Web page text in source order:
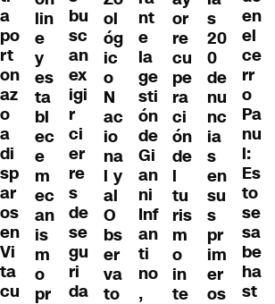
a
po
rt
on
az
o
a
di
sp
ar
os
en
Vi
ta
cu
lin
e
y
es
ta
bl
ec
e
m
ec
an
is
m
o
pr
bu
sc
an
ex
igi
r
ci
er
re
s
de
se
gu
ri
da
ol
óg
ic
o
N
ac
io
na
l y
al
O
bs
er
va
to
nt
e
la
ge
sti
ón
de
Gi
an
ni
Inf
an
ti
no
,
or
re
cu
pe
ra
ci
ón
de
l
tu
ris
m
o
in
te
s
20
0
de
nu
nc
ia
s
en
su
s
pr
im
er
os
en
el
ce
rr
o
Pa
nu
l:
Es
to
se
sa
be
ha
st